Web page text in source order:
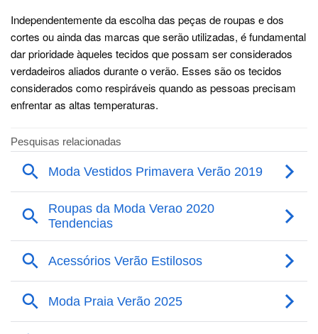
Independentemente da escolha das peças de roupas e dos
cortes ou ainda das marcas que serão utilizadas, é fundamental
dar prioridade àqueles tecidos que possam ser considerados
verdadeiros aliados durante o verão. Esses são os tecidos
considerados como respiráveis quando as pessoas precisam
enfrentar as altas temperaturas.